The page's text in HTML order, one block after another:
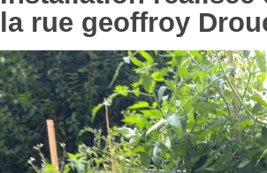
la rue geoffroy